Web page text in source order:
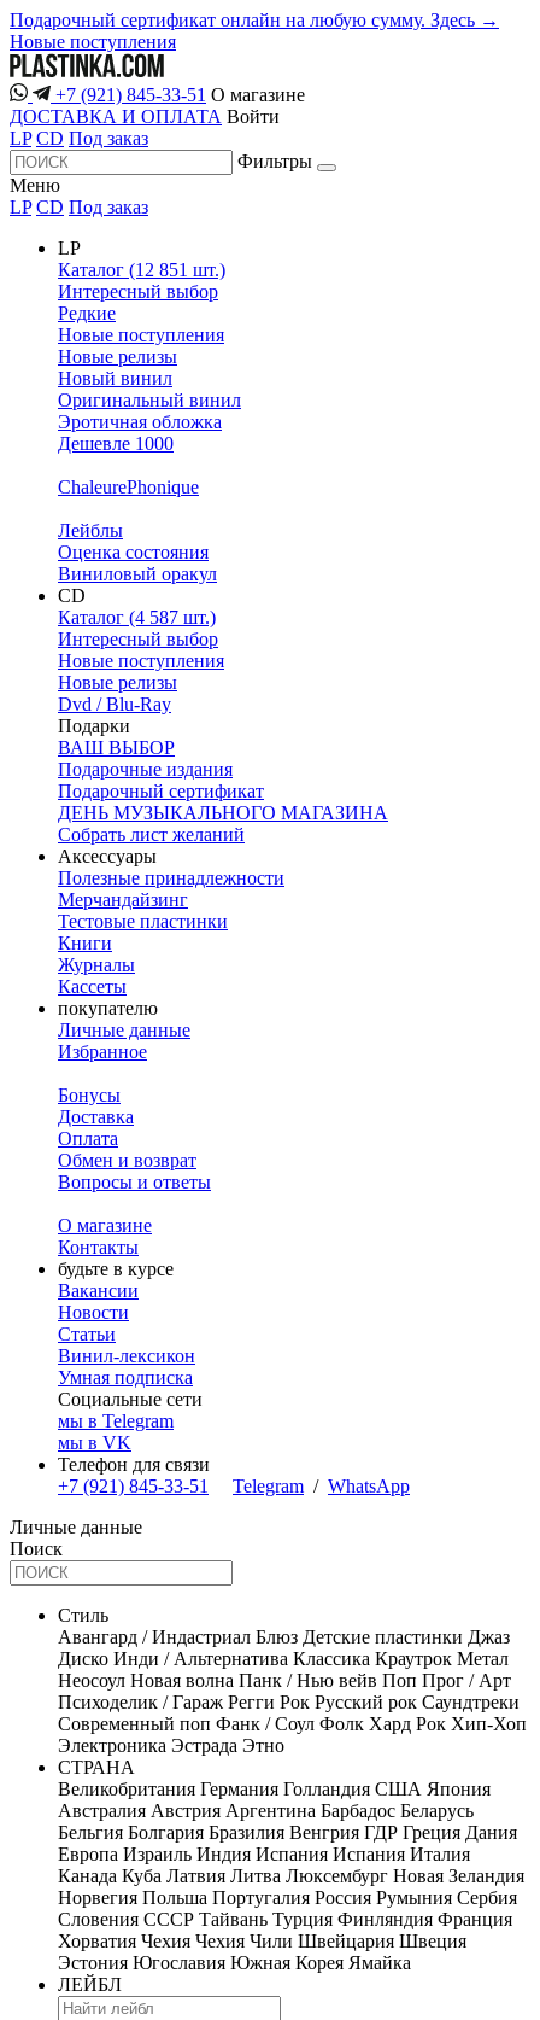
Подарочный сертификат онлайн на любую сумму. Здесь →
Новые поступления
+7 (921) 845-33-51 О магазине
ДОСТАВКА И ОПЛАТА Войти
LP CD Под заказ
Фильтры
Меню
LP CD Под заказ
LP
Каталог (12 851 шт.)
Интересный выбор
Редкие
Новые поступления
Новые релизы
Новый винил
Оригинальный винил
Эротичная обложка
Дешевле 1000
ChaleurePhonique
Лейблы
Оценка состояния
Виниловый оракул
CD
Каталог (4 587 шт.)
Интересный выбор
Новые поступления
Новые релизы
Dvd / Blu-Ray
Подарки
ВАШ ВЫБОР
Подарочные издания
Подарочный сертификат
ДЕНЬ МУЗЫКАЛЬНОГО МАГАЗИНА
Собрать лист желаний
Аксессуары
Полезные принадлежности
Мерчандайзинг
Тестовые пластинки
Книги
Журналы
Кассеты
покупателю
Личные данные
Избранное
Бонусы
Доставка
Оплата
Обмен и возврат
Вопросы и ответы
О магазине
Контакты
будьте в курсе
Вакансии
Новости
Статьи
Винил-лексикон
Умная подписка
Социальные сети
мы в Telegram
мы в VK
Телефон для связи
+7 (921) 845-33-51
Telegram / WhatsApp
Личные данные
Поиск
Стиль
Авангард / Индастриал Блюз Детские пластинки Джаз
Диско Инди / Альтернатива Классика Краутрок Метал
Неосоул Новая волна Панк / Нью вейв Поп Прог / Арт
Психоделик / Гараж Регги Рок Русский рок Саундтреки
Современный поп Фанк / Соул Фолк Хард Рок Хип-Хоп
Электроника Эстрада Этно
СТРАНА
Великобритания Германия Голландия США Япония
Австралия Австрия Аргентина Барбадос Беларусь
Бельгия Болгария Бразилия Венгрия ГДР Греция Дания
Европа Израиль Индия Испания Испания Италия
Канада Куба Латвия Литва Люксембург Новая Зеландия
Норвегия Польша Португалия Россия Румыния Сербия
Словения СССР Тайвань Турция Финляндия Франция
Хорватия Чехия Чехия Чили Швейцария Швеция
Эстония Югославия Южная Корея Ямайка
ЛЕЙБЛ